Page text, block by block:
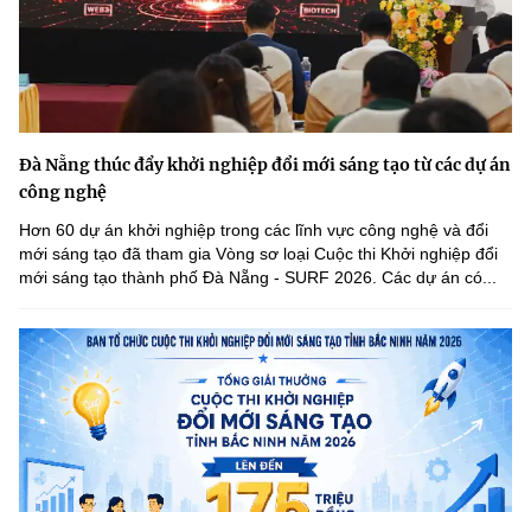
BỘ KHOA HỌC VÀ CÔNG NGHỆ
MINISTRY OF SCIENCE AND TECHNOLOGY
Điều khoản sử dụng
Cơ quan chủ quản: Bộ Khoa học và Công nghệ (MST)
Chịu trách nhiệm nội dung: Nguyễn Thị Hải Hằng
Liên hệ
Địa chỉ: Ban Biên tập Cổng TTĐT - 18 Nguyễn Du, TP. Hà Nội
Điện thoại: 024 3936 9506
Email:stc@mst.gov.vn
©2026 Bản quyền thuộc Bộ Khoa Học và Công Nghệ
(Ghi rõ nguồn "https://mst.gov.vn" khi phát hành lại thông tin từ
website này)
Đà Nẵng thúc đẩy khởi nghiệp đổi mới sáng tạo từ các dự án
công nghệ
Hơn 60 dự án khởi nghiệp trong các lĩnh vực công nghệ và đổi
mới sáng tạo đã tham gia Vòng sơ loại Cuộc thi Khởi nghiệp đổi
mới sáng tạo thành phố Đà Nẵng - SURF 2026. Các dự án có...